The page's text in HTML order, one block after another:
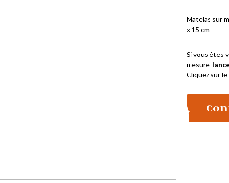
Matelas sur
x 15 cm
Si vous êtes
mesure,
Cliquez sur